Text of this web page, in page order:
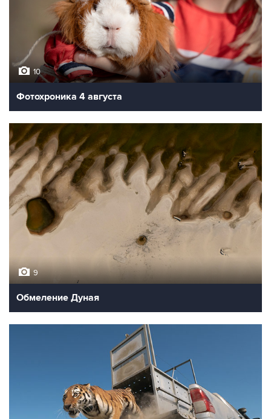
10
Фотохроника 4 августа
9
Обмеление Дуная